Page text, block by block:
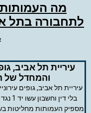
מה
לתחבורה בתל
עיריית תל אביב,
והמחדל של
עיריית תל אביב, גופים
מספיק העמותות מחליטות